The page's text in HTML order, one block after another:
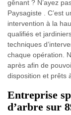
gênant ? N’ayez
Paysagiste . C’est
intervention à la
qualifiés et
techniques
chaque opération.
après afin de
disposition et prêts
Entreprise
d’arbre sur